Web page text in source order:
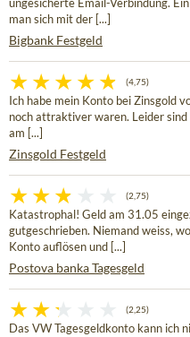
ungesicherte Email-Verbindung.
man sich mit der [...]
Bigbank Festgeld
(4,75)
Ich habe mein Konto bei Zinsgold
noch attraktiver waren. Leider
am [...]
Zinsgold Festgeld
(2,75)
Katastrophal! Geld am 31.05
gutgeschrieben. Niemand weiss,
Konto auflösen und [...]
Postova banka Tagesgeld
(2,25)
Das VW Tagesgeldkonto kann ich